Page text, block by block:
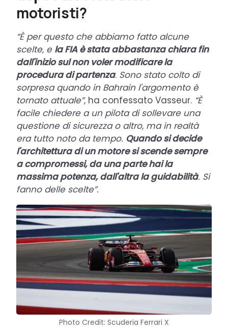
motoristi?
“È per questo che abbiamo fatto alcune
scelte, e la FIA è stata abbastanza chiara fin
dall'inizio sul non voler modificare la
procedura di partenza. Sono stato colto di
sorpresa quando in Bahrain l'argomento è
tornato attuale”, ha confessato Vasseur. “È
facile chiedere a un pilota di sollevare una
questione di sicurezza o altro, ma in realtà
era tutto noto da tempo. Quando si decide
l'architettura di un motore si scende sempre
a compromessi, da una parte hai la
massima potenza, dall'altra la guidabilità. Si
fanno delle scelte”.
Photo Credit: Scuderia Ferrari X